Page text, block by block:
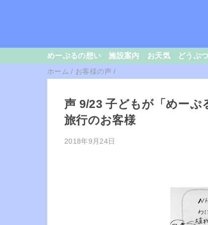
めーぷるの想い 施設案内 お天気 どうぶ
ホーム / お客様の声 /
声 9/23 子どもが「めー
旅行のお客様
2018年9月24日